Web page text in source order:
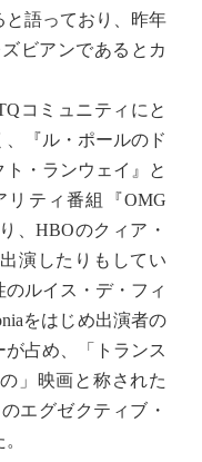
と語っており、昨年
ビアンであるとカ
コミュニティにと
『ル・ポールのド
・ランウェイ』と
ティ番組『OMG
、HBOのクィア・
演したりもしてい
ルイス・デ・フィ
をはじめ出演者の
が占め、「トランス
」映画と称された
のエグゼクティブ・